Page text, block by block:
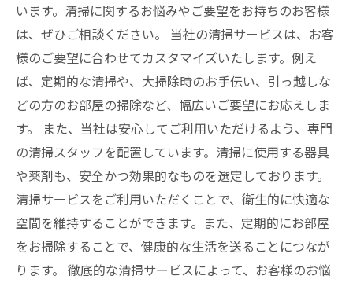
います。清掃に関するお悩みやご要望をお持ちのお客様
は、ぜひご相談ください。 当社の清掃サービスは、お客
様のご要望に合わせてカスタマイズいたします。例え
ば、定期的な清掃や、大掃除時のお手伝い、引っ越しな
どの方のお部屋の掃除など、幅広いご要望にお応えしま
す。 また、当社は安心してご利用いただけるよう、専門
の清掃スタッフを配置しています。清掃に使用する器具
や薬剤も、安全かつ効果的なものを選定しております。
清掃サービスをご利用いただくことで、衛生的に快適な
空間を維持することができます。また、定期的にお部屋
をお掃除することで、健康的な生活を送ることにつなが
ります。 徹底的な清掃サービスによって、お客様のお悩